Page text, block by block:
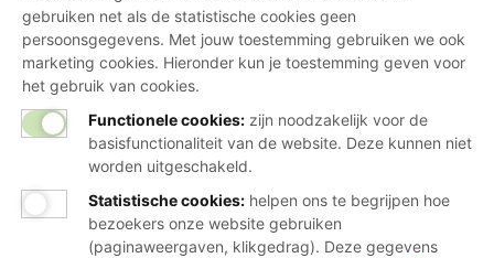
gebruiken net als de statistische cookies geen
persoonsgegevens. Met jouw toestemming gebruiken we ook
marketing cookies. Hieronder kun je toestemming geven voor
het gebruik van cookies.
Functionele cookies: zijn noodzakelijk voor de
basisfunctionaliteit van de website. Deze kunnen niet
worden uitgeschakeld.
Statistische cookies: helpen ons te begrijpen hoe
bezoekers onze website gebruiken
(paginaweergaven, klikgedrag). Deze gegevens